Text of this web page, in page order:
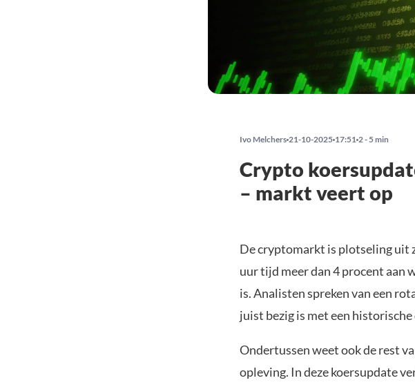
Ivo Melchers 21-10-2025 17:51 2 - 5 min
Crypto
– markt veert op
De cryptomarkt is plotseling uit
uur tijd meer dan 4 procent aan
is. Analisten spreken van een
juist bezig is met een historische
Ondertussen weet ook de rest
opleving. In deze koersupdate